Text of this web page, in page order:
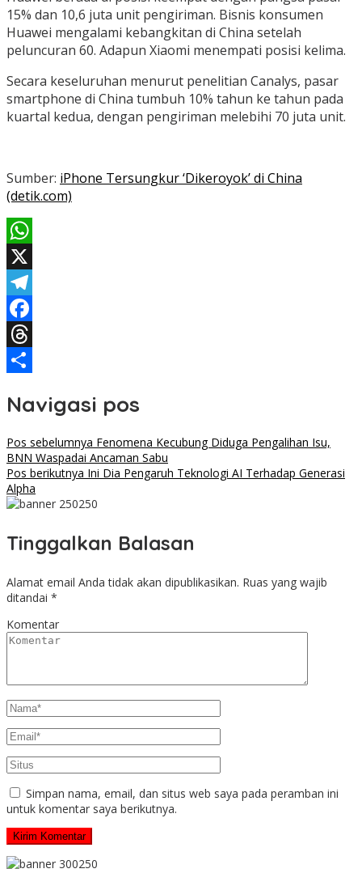
15% dan 10,6 juta unit pengiriman. Bisnis konsumen
Huawei mengalami kebangkitan di China setelah
peluncuran 60. Adapun Xiaomi menempati posisi kelima.
Secara keseluruhan menurut penelitian Canalys, pasar
smartphone di China tumbuh 10% tahun ke tahun pada
kuartal kedua, dengan pengiriman melebihi 70 juta unit.
Sumber: iPhone Tersungkur ‘Dikeroyok’ di China
(detik.com)
WhatsApp
X
Telegram
Facebook
Threads
Navigasi pos
Pos sebelumnya Fenomena Kecubung Diduga Pengalihan Isu,
BNN Waspadai Ancaman Sabu
Pos berikutnya Ini Dia Pengaruh Teknologi AI Terhadap Generasi
Alpha
Tinggalkan Balasan
Alamat email Anda tidak akan dipublikasikan. Ruas yang wajib
ditandai *
Komentar
Simpan nama, email, dan situs web saya pada peramban ini
untuk komentar saya berikutnya.